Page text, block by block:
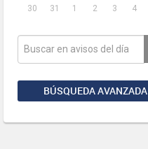
30
31 1 2 3 4
BÚSQUEDA AVANZADA